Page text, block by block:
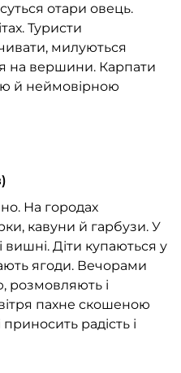
отари овець.
Туристи
милуються
на вершини. Карпати
й неймовірною
На городах
кавуни й гарбузи. У
вишні. Діти купаються у
ягоди. Вечорами
розмовляють і
пахне скошеною
радість і